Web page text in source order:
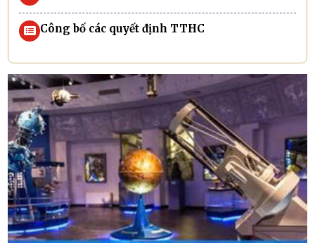
Công bố các quyết định TTHC